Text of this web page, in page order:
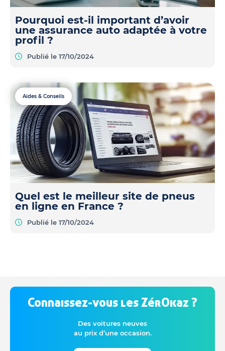
Pourquoi est-il important d’avoir
une assurance auto adaptée à votre
profil ?
Publié le 17/10/2024
Aides & Conseils
Quel est le meilleur site de pneus
en ligne en France ?
Publié le 17/10/2024
Connaissez-vous les ZérOkaz ?
Des voitures neuves
au prix d’une occasion.